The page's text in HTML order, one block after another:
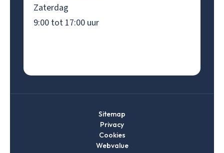
Zaterdag
9:00 tot 17:00 uur
Sitemap
Privacy
Cookies
Webvalue